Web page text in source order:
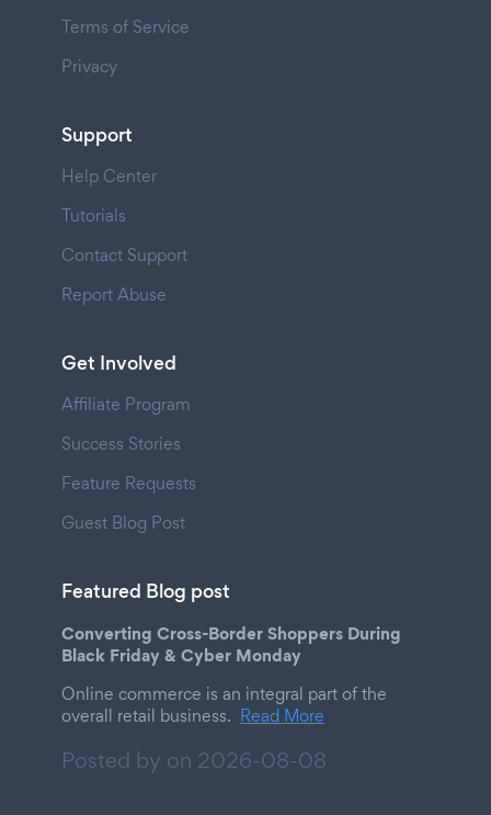
Terms of Service
Privacy
Support
Help Center
Tutorials
Contact Support
Report Abuse
Get Involved
Affiliate Program
Success Stories
Feature Requests
Guest Blog Post
Featured Blog post
Converting Cross-Border Shoppers During
Black Friday & Cyber Monday
Online commerce is an integral part of the
overall retail business. Read More
Posted by on 2026-08-08